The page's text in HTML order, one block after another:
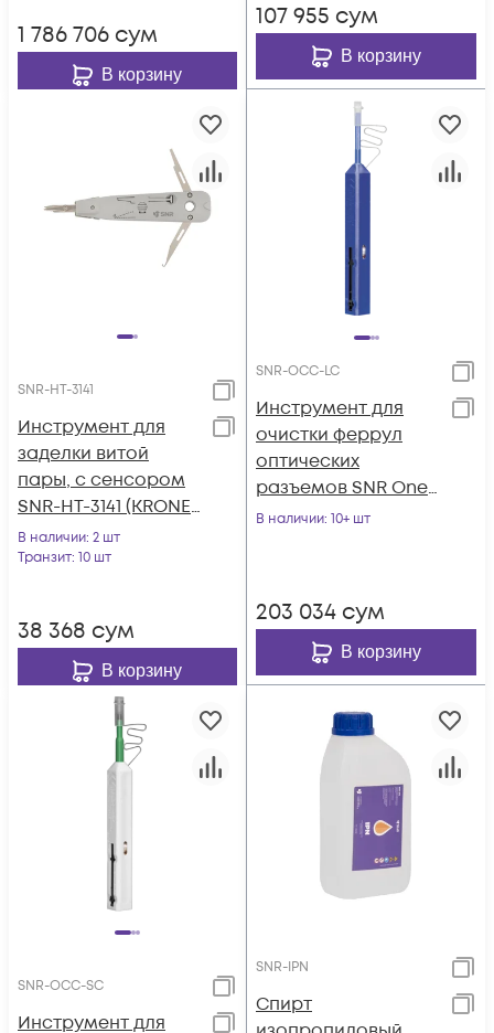
1 786 706 сум
В корзину
107 955 сум
В корзину
SNR-HT-3141
Инструмент для
заделки витой
пары, с сенсором
SNR-HT-3141 (KRONE-
TOOL)
В наличии: 2 шт
Транзит: 10 шт
38 368 сум
В корзину
SNR-OCC-LC
Инструмент для
очистки феррул
оптических
разъемов SNR One-
Click-Cleaner SNR-
В наличии: 10+ шт
203 034 сум
В корзину
SNR-OCC-SC
Инструмент для
SNR-IPN
Спирт